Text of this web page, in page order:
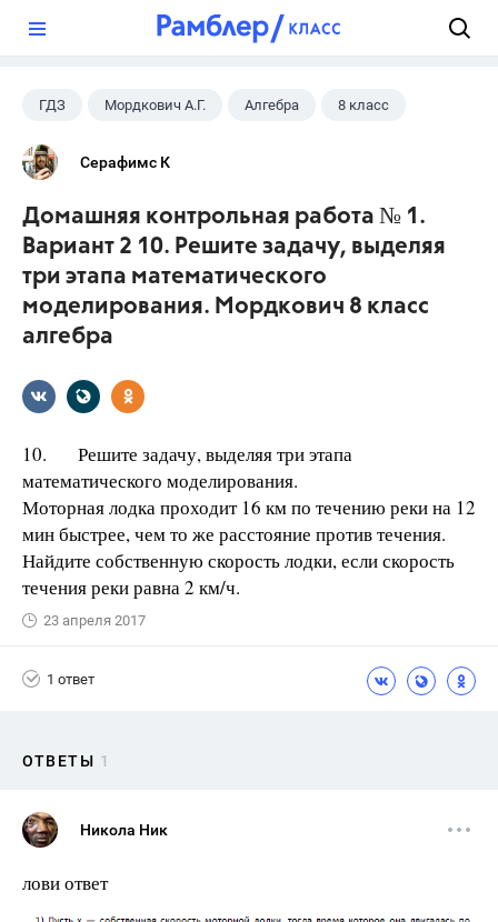
ГДЗ Мордкович А.Г. Алгебра 8 класс
Серафимс К
Домашняя контрольная работа № 1.
Вариант 2 10. Решите задачу, выделяя
три этапа математического
моделирования. Мордкович 8 класс
алгебра
10. Решите задачу, выделяя три этапа
математического моделирования.
Моторная лодка проходит 16 км по течению реки на 12
мин быстрее, чем то же расстояние против течения.
Найдите собственную скорость лодки, если скорость
течения реки равна 2 км/ч.
23 апреля 2017
1 ответ
ОТВЕТЫ 1
Никола Ник
лови ответ